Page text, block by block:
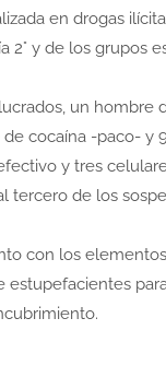
en drogas
y de los grupos
un hombre
cocaína -paco- y
y tres
tercero de los
con los